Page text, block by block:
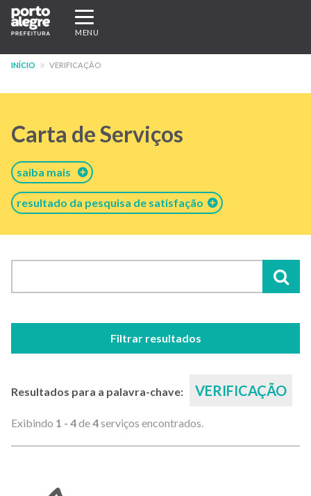
Pular
para
conteúdo
Expandir/recolher
navegação
MENU
INÍCIO VERIFICAÇÃO
Carta de Serviços
saiba mais
resultado da pesquisa de satisfação
Filtrar resultados
Resultados para a palavra-chave: VERIFICAÇÃO
Exibindo 1 - 4de4serviços encontrados.